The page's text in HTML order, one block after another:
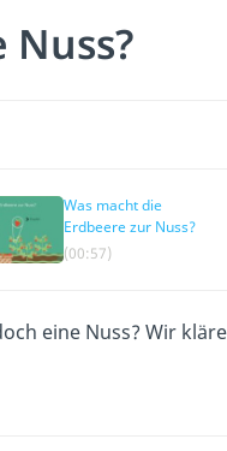
Was macht die
Erdbeere zur Nuss?
(00:57)
eine Nuss? Wir